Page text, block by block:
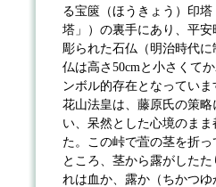
る宝篋（ほうきょう）印
塔」）の裏手にあり、平
彫られた石仏（明治時代
仏は高さ50cmと小さくて
ンボル的存在となっていま
花山法皇は、藤原氏の策
い、呆然とした心境のま
た。この峠で萓の茎を折
ところ、茎から露がした
れは血か、露か（ちかつ